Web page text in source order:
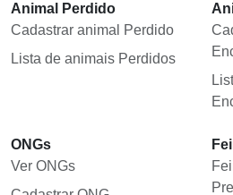
Animal Perdido
Cadastrar animal Perdido
Lista de animais Perdidos
ONGs
Ver ONGs